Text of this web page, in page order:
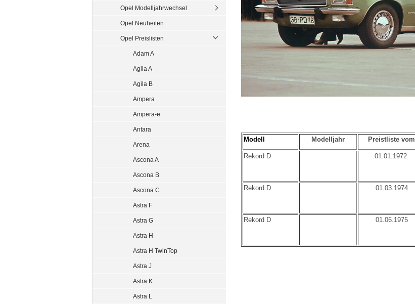
Opel Modelljahrwechsel
Opel Neuheiten
Opel Preislisten
Adam A
Agila A
Agila B
Ampera
Ampera-e
Antara
Arena
Ascona A
Ascona B
Ascona C
Astra F
Astra G
Astra H
Astra H TwinTop
Astra J
Astra K
Astra L
Modell Modelljahr Preistliste vom
Rekord D 01.01.1972
Rekord D 01.03.1974
Rekord D 01.06.1975